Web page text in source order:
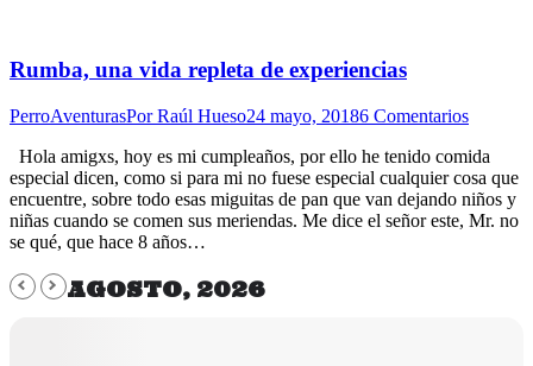
Rumba, una vida repleta de experiencias
PerroAventurasPorRaúl Hueso24 mayo, 20186 Comentarios
Hola amigxs, hoy es mi cumpleaños, por ello he tenido comida
especial dicen, como si para mi no fuese especial cualquier cosa que
encuentre, sobre todo esas miguitas de pan que van dejando niños y
niñas cuando se comen sus meriendas. Me dice el señor este, Mr. no
se qué, que hace 8 años…
AGOSTO, 2026